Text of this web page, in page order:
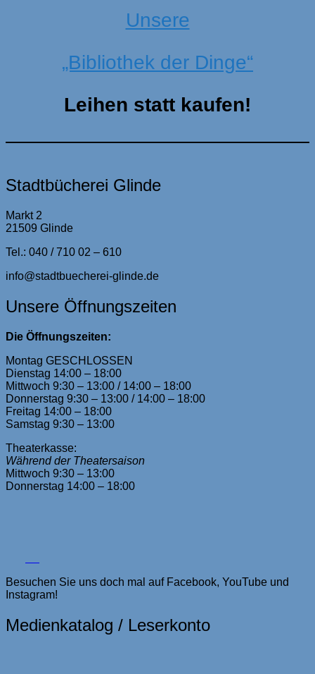
Unsere
„Bibliothek der Dinge“
Leihen statt kaufen!
Stadtbücherei Glinde
Markt 2
21509 Glinde
Tel.: 040 / 710 02 – 610
info@stadtbuecherei-glinde.de
Unsere Öffnungszeiten
Die Öffnungszeiten:
Montag GESCHLOSSEN
Dienstag 14:00 – 18:00
Mittwoch 9:30 – 13:00 / 14:00 – 18:00
Donnerstag 9:30 – 13:00 / 14:00 – 18:00
Freitag 14:00 – 18:00
Samstag 9:30 – 13:00
Theaterkasse:
Während der Theatersaison
Mittwoch 9:30 – 13:00
Donnerstag 14:00 – 18:00
Besuchen Sie uns doch mal auf Facebook, YouTube und
Instagram!
Medienkatalog / Leserkonto